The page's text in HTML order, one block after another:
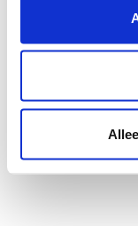
en couleur.
Obtenez